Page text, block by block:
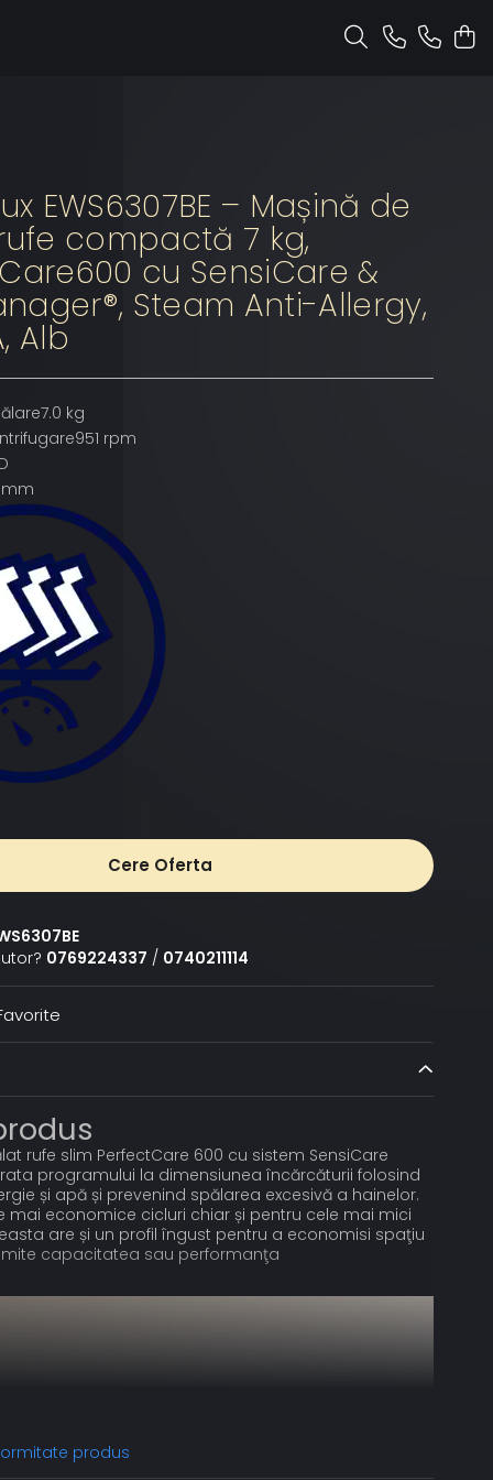
EWS6307BE – Mașină de
compactă 7 kg,
cu SensiCare &
Steam Anti-Allergy,
Alb
kg
rpm
Cere Oferta
0769224337 / 0740211114
rufe slim PerfectCare 600 cu sistem SensiCare
programului la dimensiunea încărcăturii folosind
și apă și prevenind spălarea excesivă a hainelor.
mai economice cicluri chiar și pentru cele mai mici
are și un profil îngust pentru a economisi spaţiu
capacitatea sau performanţa
produs